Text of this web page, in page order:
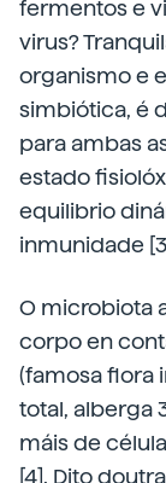
fermentos e
virus?
organismo e
simbiótica, é
para ambas
estado
equilibrio
inmunidade
O microbiota
corpo en
(famosa flora
total, alberga
máis de
[4]. Dito